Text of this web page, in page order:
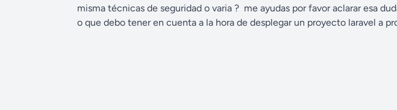
misma técnicas de seguridad o varia ? me ayudas por favor aclarar esa
o que debo tener en cuenta a la hora de desplegar un proyecto laravel a